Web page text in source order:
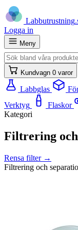
Labbutrustning
Logga in
Meny
Kundvagn 0 varor
Labbglas
Verktyg
Flaskor
Kategori
Filtrering
Rensa filter →
Filtrering och